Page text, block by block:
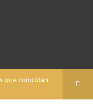
que coincidan